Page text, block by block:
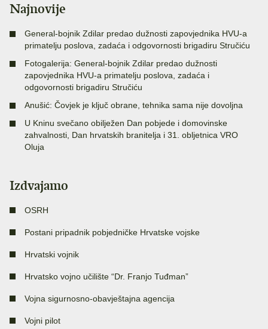
Najnovije
General-bojnik Zdilar predao dužnosti zapovjednika HVU-a
primatelju poslova, zadaća i odgovornosti brigadiru Stručiću
Fotogalerija: General-bojnik Zdilar predao dužnosti
zapovjednika HVU-a primatelju poslova, zadaća i
odgovornosti brigadiru Stručiću
Anušić: Čovjek je ključ obrane, tehnika sama nije dovoljna
U Kninu svečano obilježen Dan pobjede i domovinske
zahvalnosti, Dan hrvatskih branitelja i 31. obljetnica VRO
Oluja
Izdvajamo
OSRH
Postani pripadnik pobjedničke Hrvatske vojske
Hrvatski vojnik
Hrvatsko vojno učilište “Dr. Franjo Tuđman”
Vojna sigurnosno-obavještajna agencija
Vojni pilot